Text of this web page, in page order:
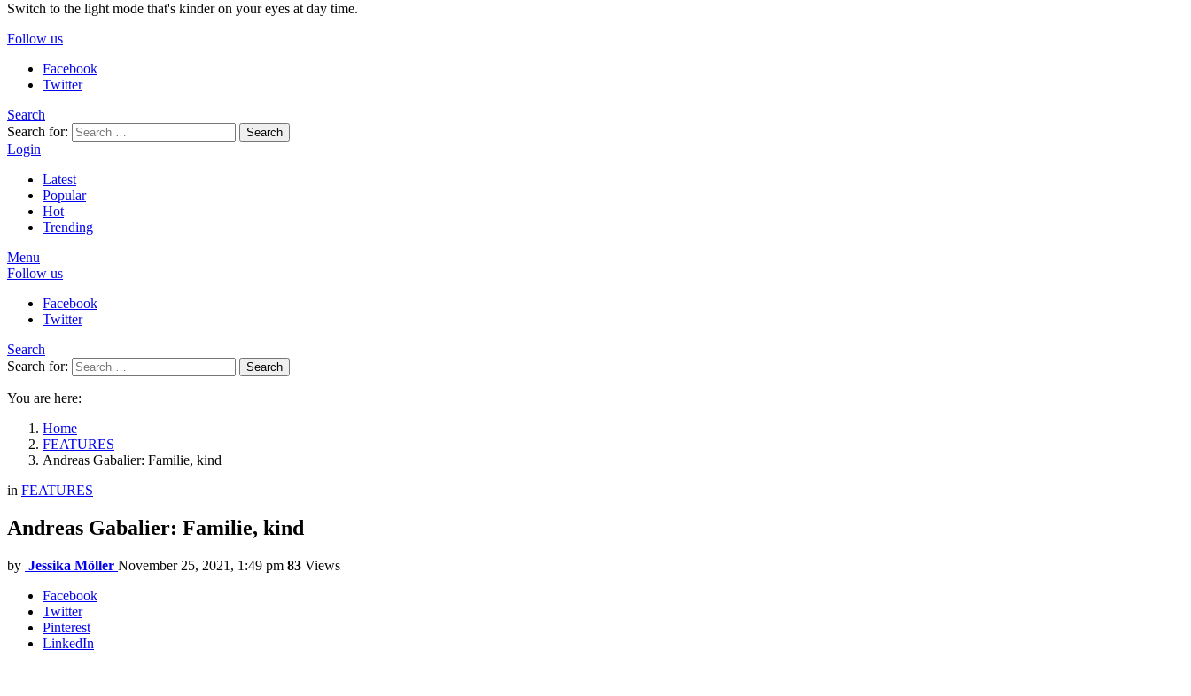
Switch to the light mode that's kinder on your eyes at day time.
Follow us
Facebook
Twitter
Search
Search for:
Search
Login
Latest
Popular
Hot
Trending
Menu
Follow us
Facebook
Twitter
Search
Search for:
Search
You are here:
Home
FEATURES
Andreas Gabalier: Familie, kind
in FEATURES
Andreas Gabalier: Familie, kind
by Jessika Möller November 25, 2021, 1:49 pm 83 Views
Facebook
Twitter
Pinterest
LinkedIn